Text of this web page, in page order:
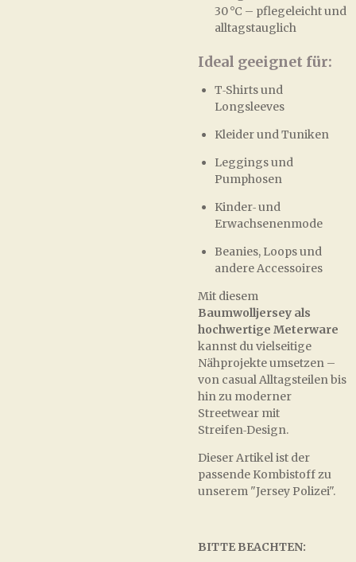
30 °C – pflegeleicht und
alltagstauglich
Ideal geeignet für:
T‑Shirts und
Longsleeves
Kleider und Tuniken
Leggings und
Pumphosen
Kinder‑ und
Erwachsenenmode
Beanies, Loops und
andere Accessoires
Mit diesem
Baumwolljersey als
hochwertige Meterware
kannst du vielseitige
Nähprojekte umsetzen –
von casual Alltagsteilen bis
hin zu moderner
Streetwear mit
Streifen‑Design.
Dieser Artikel ist der
passende Kombistoff zu
unserem "Jersey Polizei".
BITTE BEACHTEN: